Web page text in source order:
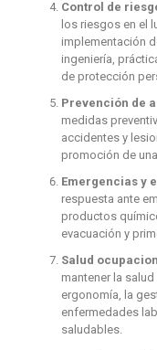
Control de
los riesgos en el
implementación
ingeniería,
de protección
Prevención de
medidas
accidentes y
promoción de
Emergencias y
respuesta ante
productos
evacuación y
Salud
mantener la
ergonomía, la
enfermedades
saludables.